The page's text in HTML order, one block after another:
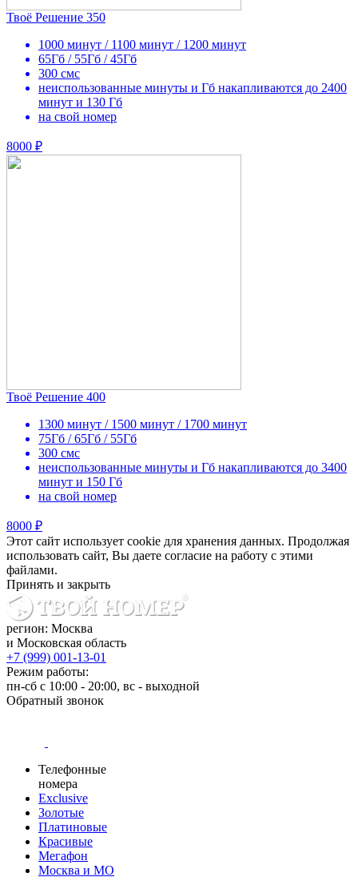
Твоё Решение 350
1000 минут / 1100 минут / 1200 минут
65Гб / 55Гб / 45Гб
300 смс
неиспользованные минуты и Гб накапливаются до 2400
минут и 130 Гб
на свой номер
8000 ₽
Твоё Решение 400
1300 минут / 1500 минут / 1700 минут
75Гб / 65Гб / 55Гб
300 смс
неиспользованные минуты и Гб накапливаются до 3400
минут и 150 Гб
на свой номер
8000 ₽
Этот сайт использует cookie для хранения данных. Продолжая
использовать сайт, Вы даете согласие на работу с этими
файлами.
Принять и закрыть
регион: Москва
и Московская область
+7 (999) 001-13-01
Режим работы:
пн-сб с 10:00 - 20:00, вс - выходной
Обратный звонок
Телефонные
номера
Exclusive
Золотые
Платиновые
Красивые
Мегафон
Москва и МО